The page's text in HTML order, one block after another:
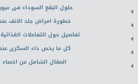
حلول البقع السوداء فى
خطورة امراض جلد الانف
تفاصيل حول التفاعلات
كل ما يخص داء السكرى
المقال الشامل عن اخصاء